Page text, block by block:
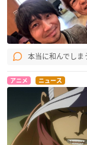
本当に和んでし
アニメ ニュース